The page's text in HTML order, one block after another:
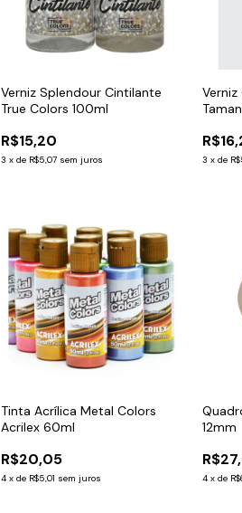
Verniz Splendour Cintilante
True Colors 100ml
R$15,20
3 xde R$5,07 sem juros
Verniz
3 x de
Tinta Acrílica Metal Colors
Acrilex 60ml
R$20,05
4 xde R$5,01 sem juros
12mm
4 x de